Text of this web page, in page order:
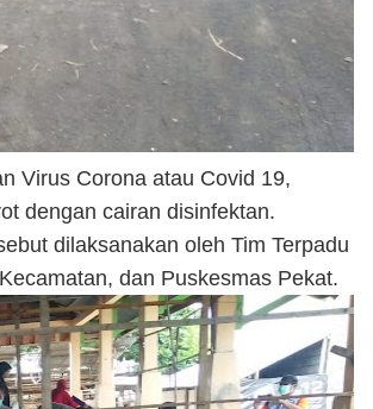
Virus Corona atau Covid 19,
dengan cairan disinfektan.
dilaksanakan oleh Tim Terpadu
dan Puskesmas Pekat.